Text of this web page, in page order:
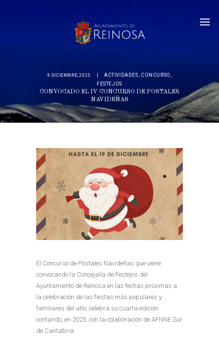
9 DICIEMBRE, 2025 ACTIVIDADES, CONCURSO ,
FESTEJOS
CONVOCADO EL IV CONCURSO DE POSTALES
NAVIDEÑAS
El Concurso de Postales Navideñas que viene
convocando la Concejalía de Festejos del
Ayuntamiento de Reinosa en las fechas próximas a
la celebración de las fiestas más populares y
familiares del año, celebra su cuarta edición
contando, en 2025, con la colaboración de AFNNE Sur
de Cantabria.